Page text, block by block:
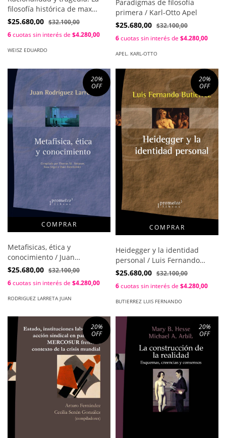
filosofía histórica de max
weber / Eduardo Weisz
$25.680,00 $32.100,00
6cuotas sin interés de $4.280,00
WEISZ EDUARDO
Paradigmas de filosofía
primera / Karl-Otto Apel
$25.680,00 $32.100,00
6cuotas sin interés de $4.280,00
APEL. KARL-OTTO
20%
OFF
Metafisicas, ética y
conocimiento / Juan
Rodriguez Larreta
$25.680,00 $32.100,00
6cuotas sin interés de $4.280,00
RODRIGUEZ LARRETA JUAN
20%
OFF
Heidegger y la identidad
personal / Luis Fernando
Butierrez
$25.680,00 $32.100,00
6cuotas sin interés de $4.280,00
BUTIERREZ LUIS FERNANDO
20%
OFF
20%
OFF